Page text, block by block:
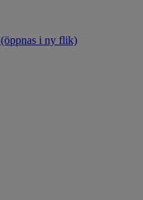
(öppnas i ny flik)